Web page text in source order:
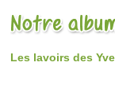
Les lavoirs des